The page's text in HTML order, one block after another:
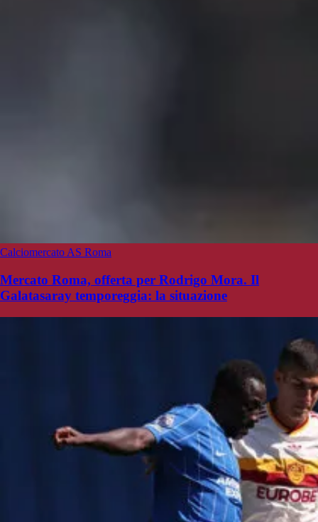
Calciomercato AS Roma
Mercato Roma, offerta per Rodrigo Mora. Il
Galatasaray temporeggia: la situazione